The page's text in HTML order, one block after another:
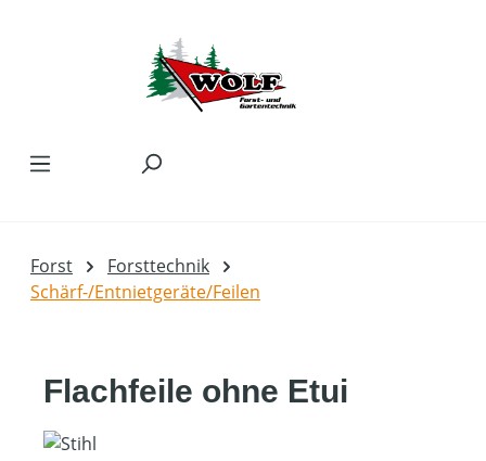
Forst
Forsttechnik
Schärf-/Entnietgeräte/Feilen
Flachfeile ohne Etui